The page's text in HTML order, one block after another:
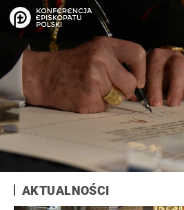
AKTUALNOŚCI